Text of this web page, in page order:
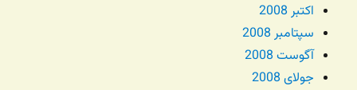
اکتبر 2008
سپتامبر 2008
آگوست 2008
جولای 2008